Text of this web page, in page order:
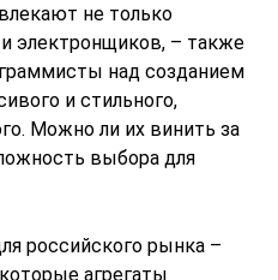
не только
электронщиков, – также
над созданием
и стильного,
Можно ли их винить за
выбора для
российского рынка –
агрегаты